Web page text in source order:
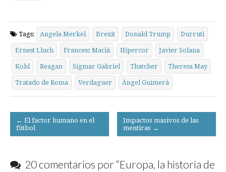
Tags: Angela Merkel Brexit Donald Trump Durruti
Ernest Lluch Francesc Macià Hipercor Javier Solana
Kohl Reagan Sigmar Gabriel Thatcher Theresa May
Tratado de Roma Verdaguer Àngel Guimerà
Post
navigation
← El factor humano en el
fútbol
Impactos masivos de las
mentiras →
20 comentarios por “Europa, la historia de